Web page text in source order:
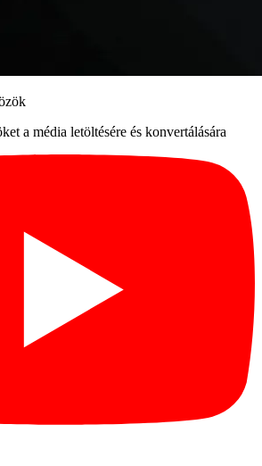
a média letöltésére és konvertálására